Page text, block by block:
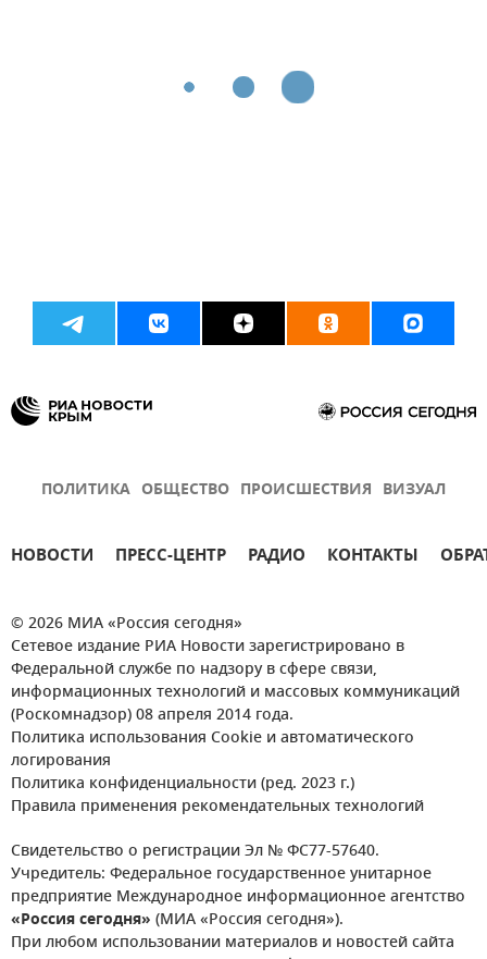
ПОЛИТИКА ОБЩЕСТВО ПРОИСШЕСТВИЯ ВИЗУАЛ
НОВОСТИ ПРЕСС-ЦЕНТР РАДИО КОНТАКТЫ
© 2026 МИА «Россия сегодня»
Сетевое издание РИА Новости зарегистрировано в
Федеральной службе по надзору в сфере связи,
информационных технологий и массовых коммуникаций
(Роскомнадзор) 08 апреля 2014 года.
Политика использования Cookie и автоматического
логирования
Политика конфиденциальности (ред. 2023 г.)
Правила применения рекомендательных технологий
Свидетельство о регистрации Эл № ФС77-57640.
Учредитель: Федеральное государственное унитарное
предприятие Международное информационное агентство
«Россия сегодня» (МИА «Россия сегодня»).
При любом использовании материалов и новостей сайта